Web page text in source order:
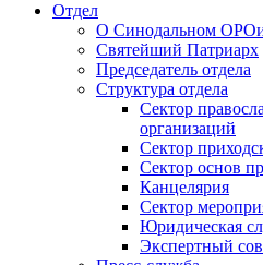
Отдел
О Синодальном
Святейший Патриарх
Председатель отдела
Структура отдела
Сектор
организаций
Сектор
Сектор основ
Канцелярия
Сектор
Юридическая
Экспертный